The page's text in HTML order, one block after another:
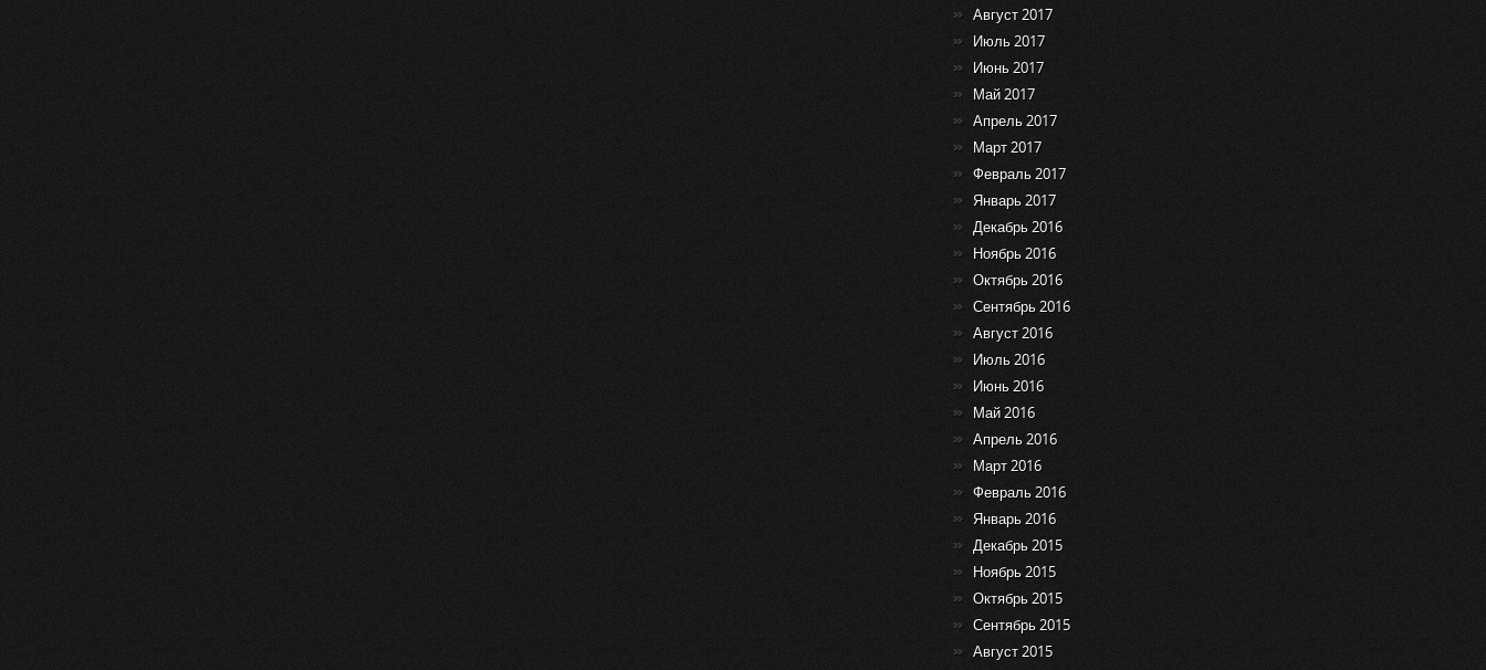
Август 2017
Июль 2017
Июнь 2017
Май 2017
Апрель 2017
Март 2017
Февраль 2017
Январь 2017
Декабрь 2016
Ноябрь 2016
Октябрь 2016
Сентябрь 2016
Август 2016
Июль 2016
Июнь 2016
Май 2016
Апрель 2016
Март 2016
Февраль 2016
Январь 2016
Декабрь 2015
Ноябрь 2015
Октябрь 2015
Сентябрь 2015
Август 2015